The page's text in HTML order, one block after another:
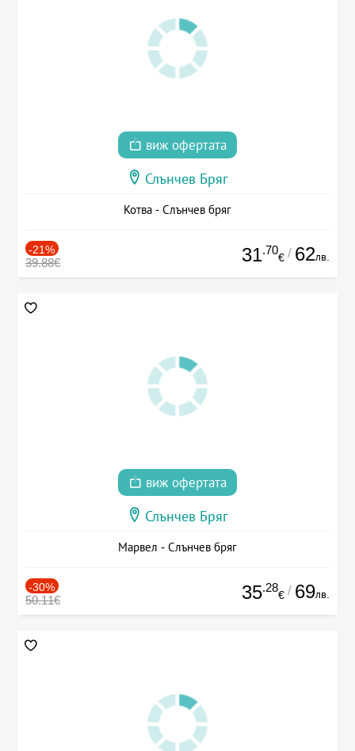
виж офертата
Слънчев Бряг
Котва - Слънчев бряг
-21%
39.88€ 31.70
€ / 62лв.
виж офертата
Слънчев Бряг
Марвел - Слънчев бряг
-30%
50.11€ 35.28
€ / 69лв.